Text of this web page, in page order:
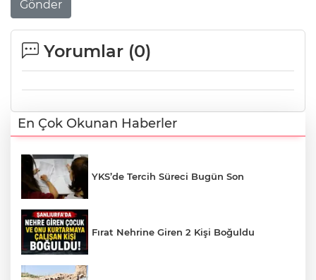
Gönder
Yorumlar (0)
En Çok Okunan Haberler
YKS’de Tercih Süreci Bugün Son
Fırat Nehrine Giren 2 Kişi Boğuldu